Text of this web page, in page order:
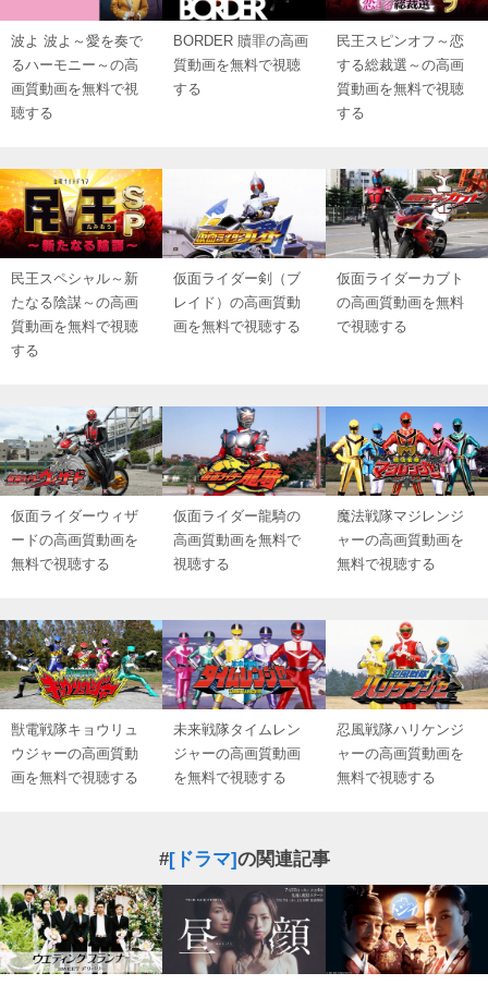
波よ 波よ～愛を奏で
るハーモニー～の高
画質動画を無料で視
聴する
BORDER 贖罪の高画
質動画を無料で視聴
する
民王スピンオフ～恋
する総裁選～の高画
質動画を無料で視聴
する
民王スペシャル～新
たなる陰謀～の高画
質動画を無料で視聴
する
仮面ライダー剣（ブ
レイド）の高画質動
画を無料で視聴する
仮面ライダーカブト
の高画質動画を無料
で視聴する
仮面ライダーウィザ
ードの高画質動画を
無料で視聴する
仮面ライダー龍騎の
高画質動画を無料で
視聴する
魔法戦隊マジレンジ
ャーの高画質動画を
無料で視聴する
獣電戦隊キョウリュ
ウジャーの高画質動
画を無料で視聴する
未来戦隊タイムレン
ジャーの高画質動画
を無料で視聴する
忍風戦隊ハリケンジ
ャーの高画質動画を
無料で視聴する
#[ドラマ]の関連記事